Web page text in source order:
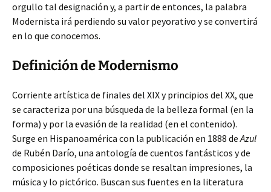
orgullo tal designación y, a partir de entonces, la palabra
Modernista irá perdiendo su valor peyorativo y se convertirá
en lo que conocemos.
Definición de Modernismo
Corriente artística de finales del XIX y principios del XX, que
se caracteriza por una búsqueda de la belleza formal (en la
forma) y por la evasión de la realidad (en el contenido).
Surge en Hispanoamérica con la publicación en 1888 deAzul
de Rubén Darío, una antología de cuentos fantásticos y de
composiciones poéticas donde se resaltan impresiones, la
música y lo pictórico. Buscan sus fuentes en la literatura